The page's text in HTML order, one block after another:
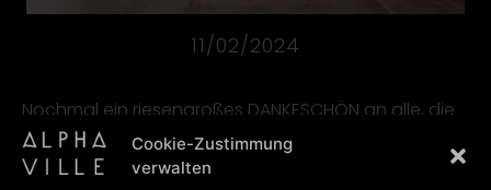
Cookie-Zustimmung
verwalten
11/02/2024
Nochmal ein riesengroßes DANKESCHÖN an alle, die
an diesem tollen Projekt mitgewirkt haben!
ETERNALLY YOURS
Alphaville